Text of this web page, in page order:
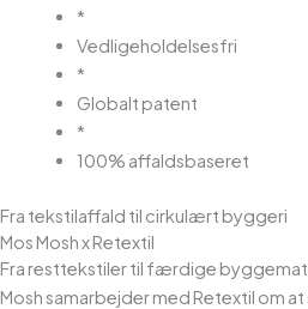
*
Vedligeholdelsesfri
*
Globalt patent
*
100% affaldsbaseret
Fra tekstilaffald til cirkulært byggeri
Mos Mosh x Retextil
Fra resttekstiler til færdige
Mosh samarbejder med Retextil om